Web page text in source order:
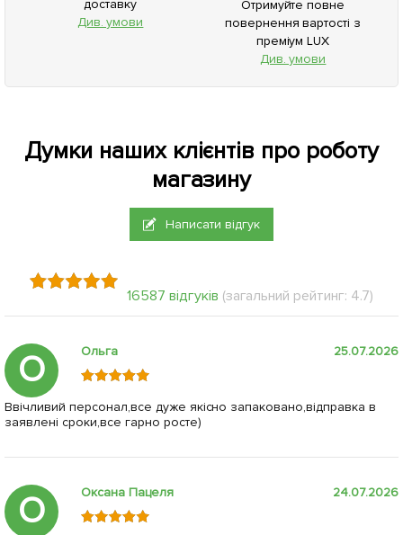
доставку
Див. умови
Отримуйте повне
повернення вартості з
преміум LUX
Див. умови
Думки наших клієнтів про роботу
магазину
Написати відгук
16587 відгуків (загальний рейтинг: 4.7)
О Ольга 25.07.2026
Ввічливий персонал,все дуже якісно запаковано,відправка в
заявлені сроки,все гарно росте)
О Оксана Пацеля 24.07.2026